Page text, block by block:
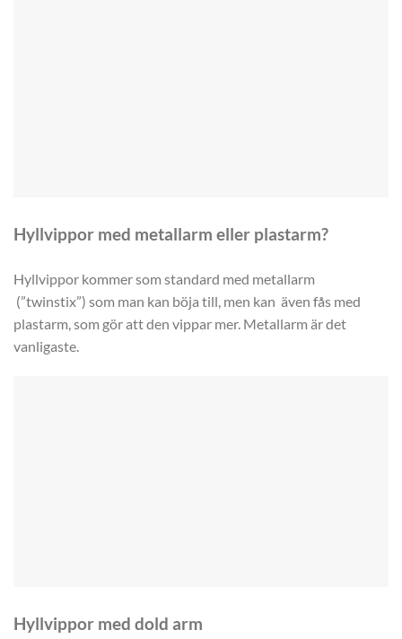
Hyllvippor med metallarm eller plastarm?
Hyllvippor kommer som standard med metallarm
(”twinstix”) som man kan böja till, men kan även fås med
plastarm, som gör att den vippar mer. Metallarm är det
vanligaste.
Hyllvippor med dold arm